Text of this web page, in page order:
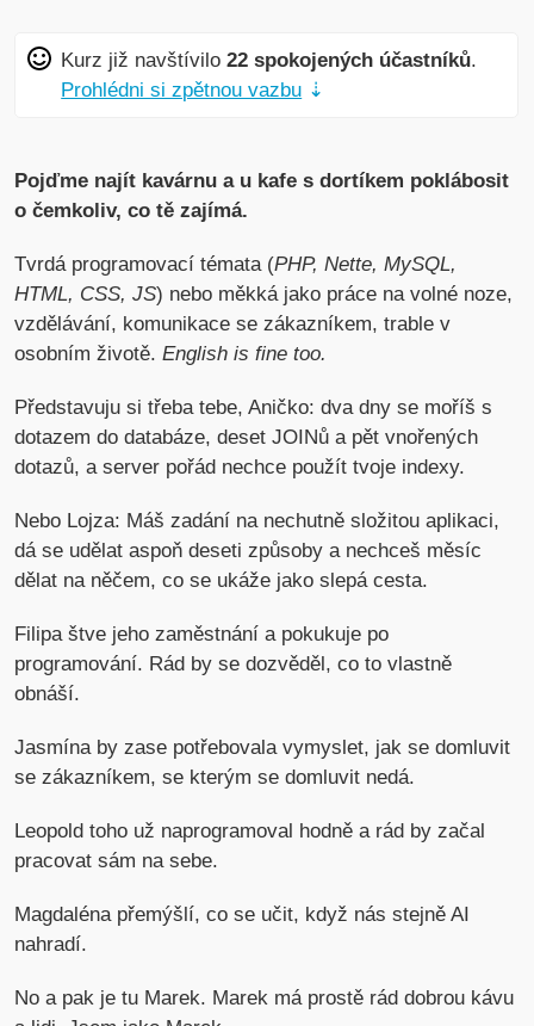
Kurz již navštívilo22 spokojených účastníků.
Prohlédni si zpětnou vazbu ⇣
Pojďme najít kavárnu a u kafe s dortíkem poklábosit
o čemkoliv, co tě zajímá.
Tvrdá programovací témata (PHP, Nette, MySQL,
HTML, CSS, JS) nebo měkká jako práce na volné noze,
vzdělávání, komunikace se zákazníkem, trable v
osobním životě.English is fine too.
Představuju si třeba tebe, Aničko: dva dny se moříš s
dotazem do databáze, deset JOINů a pět vnořených
dotazů, a server pořád nechce použít tvoje indexy.
Nebo Lojza: Máš zadání na nechutně složitou aplikaci,
dá se udělat aspoň deseti způsoby a nechceš měsíc
dělat na něčem, co se ukáže jako slepá cesta.
Filipa štve jeho zaměstnání a pokukuje po
programování. Rád by se dozvěděl, co to vlastně
obnáší.
Jasmína by zase potřebovala vymyslet, jak se domluvit
se zákazníkem, se kterým se domluvit nedá.
Leopold toho už naprogramoval hodně a rád by začal
pracovat sám na sebe.
Magdaléna přemýšlí, co se učit, když nás stejně AI
nahradí.
No a pak je tu Marek. Marek má prostě rád dobrou kávu